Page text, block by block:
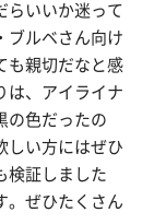
らいいか迷って
ブルベさん向け
も親切だなと感
は、アイライナ
の色だったの
しい方にはぜひ
検証しました
。ぜひたくさん